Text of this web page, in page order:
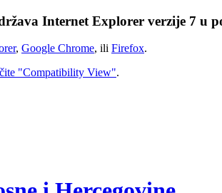
Internet Explorer verzije 7 u
, Google Chrome, ili Firefox.
"Compatibility View".